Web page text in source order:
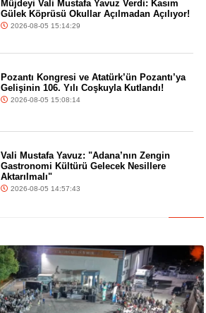
Müjdeyi Vali Mustafa Yavuz Verdi: Kasım
Gülek Köprüsü Okullar Açılmadan Açılıyor!
2026-08-05 15:14:29
Pozantı Kongresi ve Atatürk’ün Pozantı’ya
Gelişinin 106. Yılı Coşkuyla Kutlandı!
2026-08-05 15:08:14
Vali Mustafa Yavuz: "Adana’nın Zengin
Gastronomi Kültürü Gelecek Nesillere
Aktarılmalı"
2026-08-05 14:57:43